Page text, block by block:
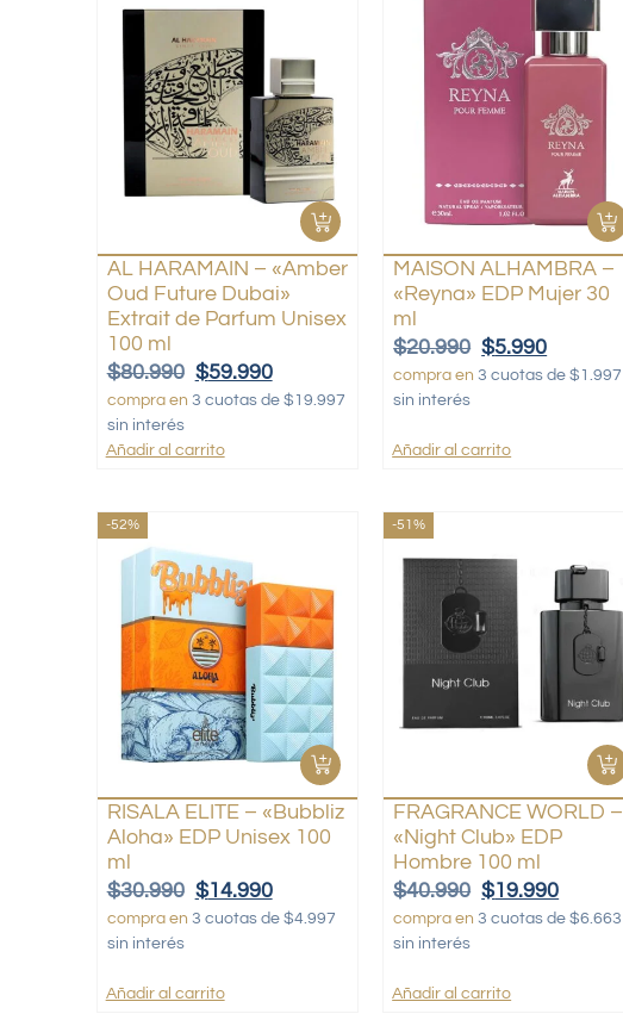
AL HARAMAIN – «Amber
Oud Future Dubai»
Extrait de Parfum Unisex
100 ml
$80.990 $59.990
compra en 3 cuotas de $19.997
sin interés
Añadir al carrito
MAISON ALHAMBRA –
«Reyna» EDP Mujer 30
ml
$20.990 $5.990
compra en 3 cuotas de $1.997
sin interés
Añadir al carrito
-52%
RISALA ELITE – «Bubbliz
Aloha» EDP Unisex 100
ml
$30.990 $14.990
compra en 3 cuotas de $4.997
sin interés
Añadir al carrito
-51%
FRAGRANCE WORLD –
«Night Club» EDP
Hombre 100 ml
$40.990 $19.990
compra en 3 cuotas de $6.663
sin interés
Añadir al carrito